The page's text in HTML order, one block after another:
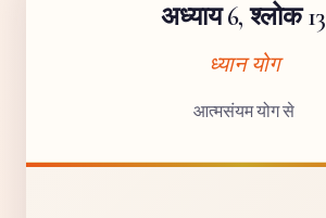
अध्याय 6, श्लोक 13
ध्यान योग
आत्मसंयम योग से